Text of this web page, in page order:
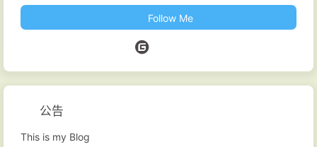
Follow Me
公告
This is my Blog